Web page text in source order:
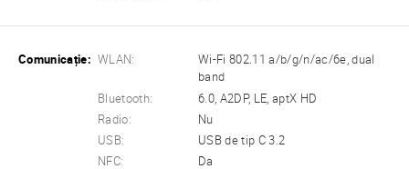
Comunicație: WLAN:
Wi-Fi 802.11 a/b/g/n/ac/6e, dual
band
Bluetooth:
6.0, A2DP, LE, aptX HD
Radio:
Nu
USB:
USB de tip C 3.2
NFC:
Da